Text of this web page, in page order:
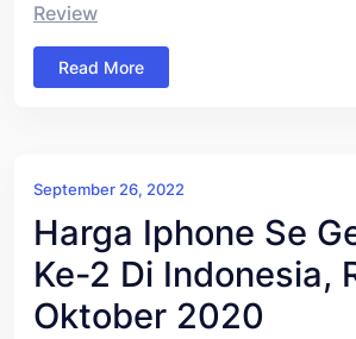
Review
Read More
September 26, 2022
Harga Iphone Se
Ke-2 Di Indonesia,
Oktober 2020